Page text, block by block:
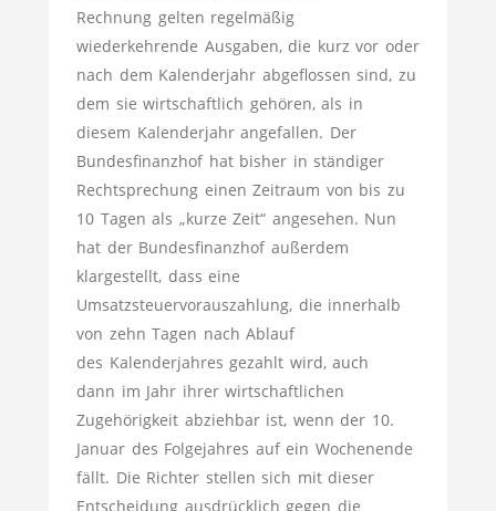
Rechnung gelten regelmäßig
wiederkehrende Ausgaben, die kurz vor oder
nach dem Kalenderjahr abgeflossen sind, zu
dem sie wirtschaftlich gehören, als in
diesem Kalenderjahr angefallen. Der
Bundesfinanzhof hat bisher in ständiger
Rechtsprechung einen Zeitraum von bis zu
10 Tagen als „kurze Zeit“ angesehen. Nun
hat der Bundesfinanzhof außerdem
klargestellt, dass eine
Umsatzsteuervorauszahlung, die innerhalb
von zehn Tagen nach Ablauf
des Kalenderjahres gezahlt wird, auch
dann im Jahr ihrer wirtschaftlichen
Zugehörigkeit abziehbar ist, wenn der 10.
Januar des Folgejahres auf ein Wochenende
fällt. Die Richter stellen sich mit dieser
Entscheidung ausdrücklich gegen die